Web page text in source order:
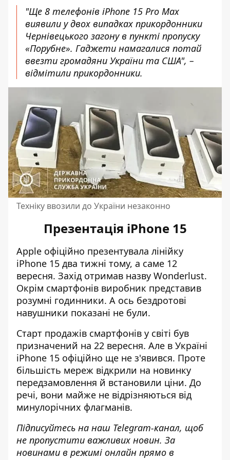
"Ще 8 телефонів iPhone 15 Pro Max
виявили у двох випадках прикордонники
Чернівецького загону в пункті пропуску
«Порубне». Гаджети намагалися потай
ввезти громадяни України та США", –
відмітили прикордонники.
Техніку ввозили до України незаконно
Презентація iPhone 15
Apple офіційно презентувала лінійку
iPhone 15 два тижні тому, а саме 12
вересня. Захід отримав назву Wonderlust.
Окрім смартфонів виробник представив
розумні годинники. А ось бездротові
навушники показані не були.
Старт продажів смартфонів у світі був
призначений на 22 вересня. Але в Україні
iPhone 15 офіційно ще не з'явився. Проте
більшість мереж відкрили на новинку
передзамовлення й встановили ціни. До
речі, вони майже не відрізняються від
минулорічних флагманів.
Підписуйтесь на наш Telegram-канал, щоб
не пропустити важливих новин. За
новинами в режимі онлайн прямо в